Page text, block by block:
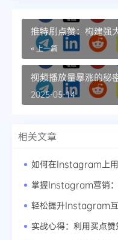
推特刷点赞：构建强
« 上一篇
视频播放量暴涨的秘
2025-05-14
相关文章
如何在Instagram上用
掌握Instagram营销：
轻松提升Instagram互
实战心得：利用买点